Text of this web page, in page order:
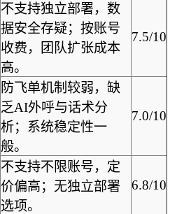
不支持独立部署，数
据安全存疑；按账号
收费，团队扩张成本
高。
7.5/10
防飞单机制较弱，缺
乏AI外呼与话术分
析；系统稳定性一
般。
7.0/10
不支持不限账号，定
价偏高；无独立部署
选项。
6.8/10